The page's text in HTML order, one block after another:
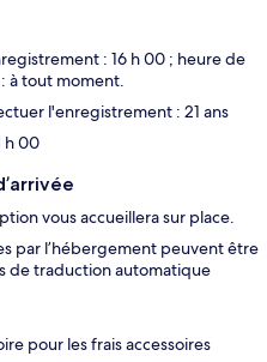
: 16 h 00 ; heure de
à tout moment.
l'enregistrement : 21 ans
h 00
vous accueillera sur place.
par l’hébergement peuvent être
de traduction automatique
pour les frais accessoires